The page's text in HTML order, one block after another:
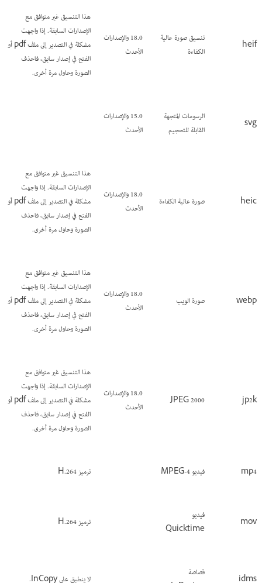
heif
تنسيق صورة عالية
الكفاءة
18.0 والإصدارات
الأحدث
هذا التنسيق غير متوافق مع
الإصدارات السابقة. إذا واجهت
مشكلة في التصدير إلى ملف pdf أو
الفتح في إصدار سابق، فاحذف
الصورة وحاول مرة أخرى.
svg
الرسومات المتجهة
القابلة للتحجيم
15.0 والإصدارات
الأحدث
heic صورة عالية الكفاءة
18.0 والإصدارات
الأحدث
هذا التنسيق غير متوافق مع
الإصدارات السابقة. إذا واجهت
مشكلة في التصدير إلى ملف pdf أو
الفتح في إصدار سابق، فاحذف
الصورة وحاول مرة أخرى.
webp صورة الويب
18.0 والإصدارات
الأحدث
هذا التنسيق غير متوافق مع
الإصدارات السابقة. إذا واجهت
مشكلة في التصدير إلى ملف pdf أو
الفتح في إصدار سابق، فاحذف
الصورة وحاول مرة أخرى.
jp2k
JPEG 2000
18.0 والإصدارات
الأحدث
هذا التنسيق غير متوافق مع
الإصدارات السابقة. إذا واجهت
مشكلة في التصدير إلى ملف pdf أو
الفتح في إصدار سابق، فاحذف
الصورة وحاول مرة أخرى.
mp4 فيديو MPEG-4 ترميز H.264
mov
فيديو
Quicktime
ترميز H.264
idms
قصاصة
لا ينطبق على InCopy.